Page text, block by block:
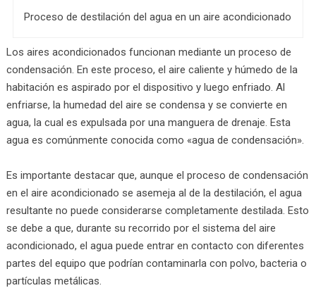
Proceso de destilación del agua en un aire acondicionado
Los aires acondicionados funcionan mediante un proceso de
condensación. En este proceso, el aire caliente y húmedo de la
habitación es aspirado por el dispositivo y luego enfriado. Al
enfriarse, la humedad del aire se condensa y se convierte en
agua, la cual es expulsada por una manguera de drenaje. Esta
agua es comúnmente conocida como «agua de condensación».
Es importante destacar que, aunque el proceso de condensación
en el aire acondicionado se asemeja al de la destilación, el agua
resultante no puede considerarse completamente destilada. Esto
se debe a que, durante su recorrido por el sistema del aire
acondicionado, el agua puede entrar en contacto con diferentes
partes del equipo que podrían contaminarla con polvo, bacteria o
partículas metálicas.